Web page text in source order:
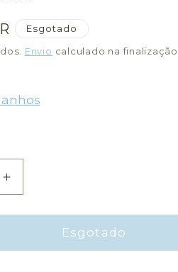
Esgotado
Envio calculado na
Aumentar
a
quantidade
Biberão
Esgotado